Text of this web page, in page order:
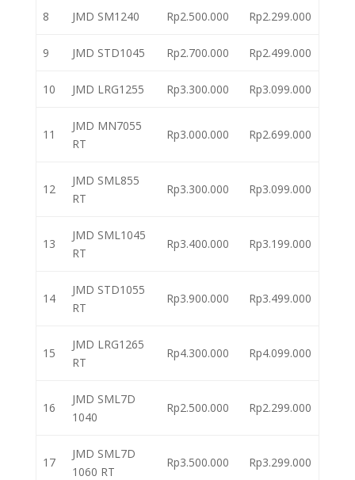
8 JMD SM1240 Rp2.500.000 Rp2.299.000
9 JMD STD1045 Rp2.700.000 Rp2.499.000
10 JMD LRG1255 Rp3.300.000 Rp3.099.000
11
JMD MN7055
RT
Rp3.000.000 Rp2.699.000
12
JMD SML855
RT
Rp3.300.000 Rp3.099.000
13
JMD SML1045
RT
Rp3.400.000 Rp3.199.000
14
JMD STD1055
RT
Rp3.900.000 Rp3.499.000
15
JMD LRG1265
RT
Rp4.300.000 Rp4.099.000
16
JMD SML7D
1040
Rp2.500.000 Rp2.299.000
17
JMD SML7D
1060 RT
Rp3.500.000 Rp3.299.000